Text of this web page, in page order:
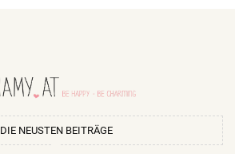
DIE NEUSTEN BEITRÄGE